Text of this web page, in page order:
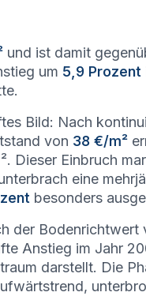
und ist damit
um 5,9 Prozent
Bild: Nach
von 38 €/m²
Dieser Einbruch
eine
besonders
der Bodenrichtwert
Anstieg im Jahr
darstellt. Die